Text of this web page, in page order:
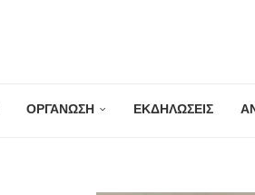
ΟΡΓΑΝΩΣΗ ΕΚΔΗΛΩΣΕΙΣ